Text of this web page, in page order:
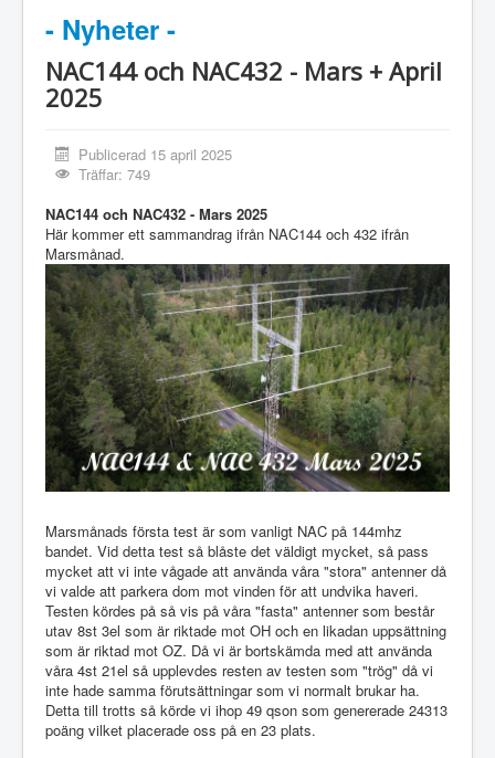
Medlem
Shop
- Nyheter -
NAC144 och NAC432 - Mars + April
2025
Publicerad 15 april 2025
Träffar: 749
NAC144 och NAC432 - Mars 2025
Här kommer ett sammandrag ifrån NAC144 och 432 ifrån
Marsmånad.
Marsmånads första test är som vanligt NAC på 144mhz
bandet. Vid detta test så blåste det väldigt mycket, så pass
mycket att vi inte vågade att använda våra "stora" antenner då
vi valde att parkera dom mot vinden för att undvika haveri.
Testen kördes på så vis på våra "fasta" antenner som består
utav 8st 3el som är riktade mot OH och en likadan uppsättning
som är riktad mot OZ. Då vi är bortskämda med att använda
våra 4st 21el så upplevdes resten av testen som "trög" då vi
inte hade samma förutsättningar som vi normalt brukar ha.
Detta till trotts så körde vi ihop 49 qson som genererade 24313
poäng vilket placerade oss på en 23 plats.